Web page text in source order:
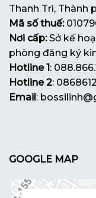
Thanh Trì, Thành
Mã số thuế:
Nơi cấp:Sở kế
phòng đăng ký
Hotline 1:
Hotline 2:
Email:
GOOGLE MAP